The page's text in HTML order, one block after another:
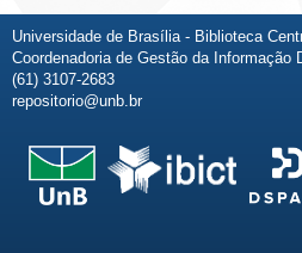
Universidade de Brasília - Biblioteca
Coordenadoria de Gestão da Informação
(61) 3107-2683
repositorio@unb.br